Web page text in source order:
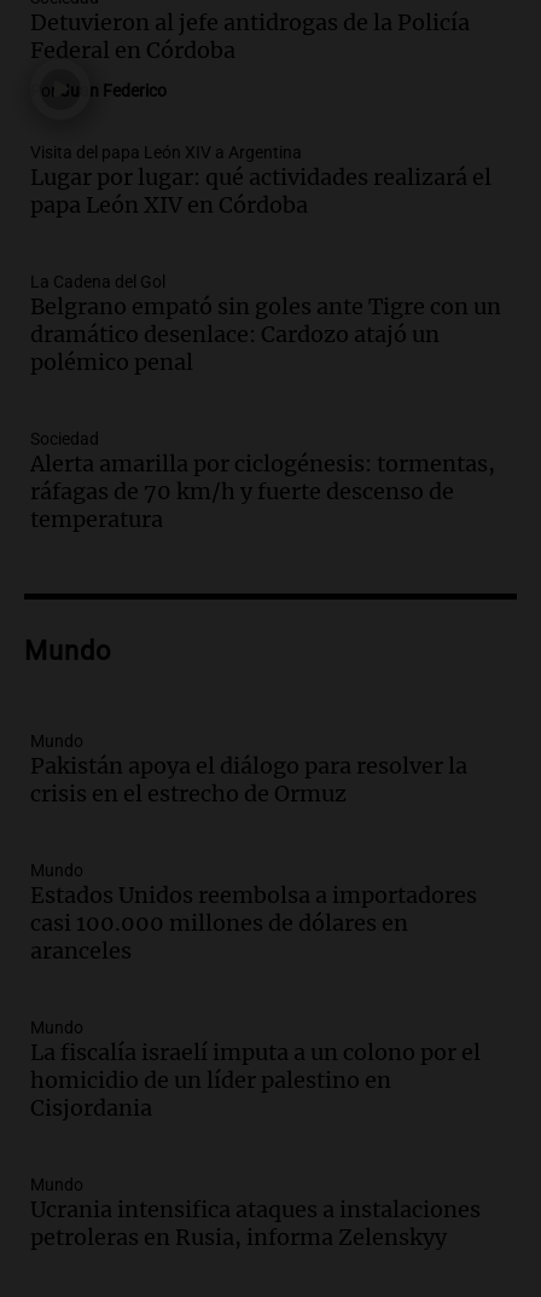
Córdoba homenajeó a León XIV con una
pizza esculpida con su rostro
Episodios
Audio.Córdoba jugará un papel clave en
la visita del Papa León XIV a Argentina
Panorama Federal
Audio.Boca se impone a Estudiantes
con gol de Azcácibar en un sólido
desempeño del equipo
Noticias
Audio.
victoria ante Estudiantes gracias al gol
de Santiago Azcácibar
Noticias
Episodios
con la política, advierte el consultor
Panorama Federal
Febrero al 6100 y terminó
hospitalizado
Noticias Rosario
Audio.
mil los escapes libres y sancionará las
"hordas" de motos
Radioinforme 3
corrupción con testimonios que
exponen graves irregularidades
Noticias
Episodios
delincuentes asaltan tres comercios en
una sola noche
Panorama Federal
Detuvieron al jefe antidrogas de la Policía
Federal en Córdoba
Juan Federico
Visita del papa León XIV a Argentina
Lugar por lugar: qué actividades realizará el
papa León XIV en Córdoba
La Cadena del Gol
Belgrano empató sin goles ante Tigre con un
dramático desenlace: Cardozo atajó un
polémico penal
Sociedad
Alerta amarilla por ciclogénesis: tormentas,
ráfagas de 70 km/h y fuerte descenso de
temperatura
Mundo
Mundo
Pakistán apoya el diálogo para resolver la
crisis en el estrecho de Ormuz
Mundo
Estados Unidos reembolsa a importadores
casi 100.000 millones de dólares en
aranceles
Mundo
La fiscalía israelí imputa a un colono por el
homicidio de un líder palestino en
Cisjordania
Mundo
Ucrania intensifica ataques a instalaciones
petroleras en Rusia, informa Zelenskyy